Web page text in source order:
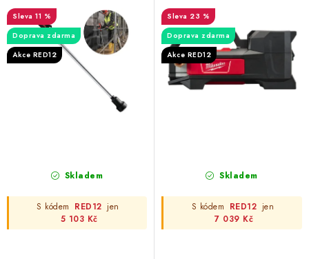
d
u
k
t
o
d
u
k
11 %
Doprava zdarma
Akce RED12
Skladem
S kódem RED12 jen
5 103 Kč
23 %
Doprava zdarma
Akce RED12
Skladem
S kódem RED12 jen
7 039 Kč